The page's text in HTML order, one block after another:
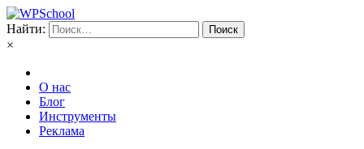
Найти:
×
О нас
Блог
Инструменты
Реклама